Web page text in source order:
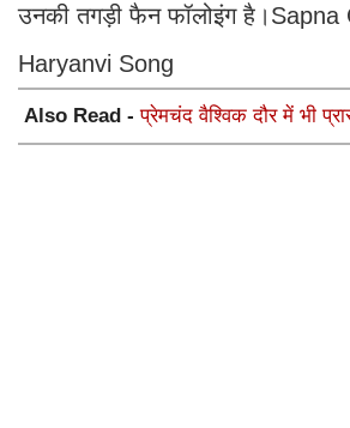
उनकी तगड़ी फैन फॉलोइंग है।Sapna
Haryanvi Song
Also Read -प्रेमचंद वैश्विक दौर में भी